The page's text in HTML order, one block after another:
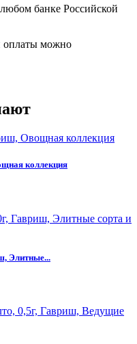
банке Российской
оплаты можно
коллекция
Элитные...